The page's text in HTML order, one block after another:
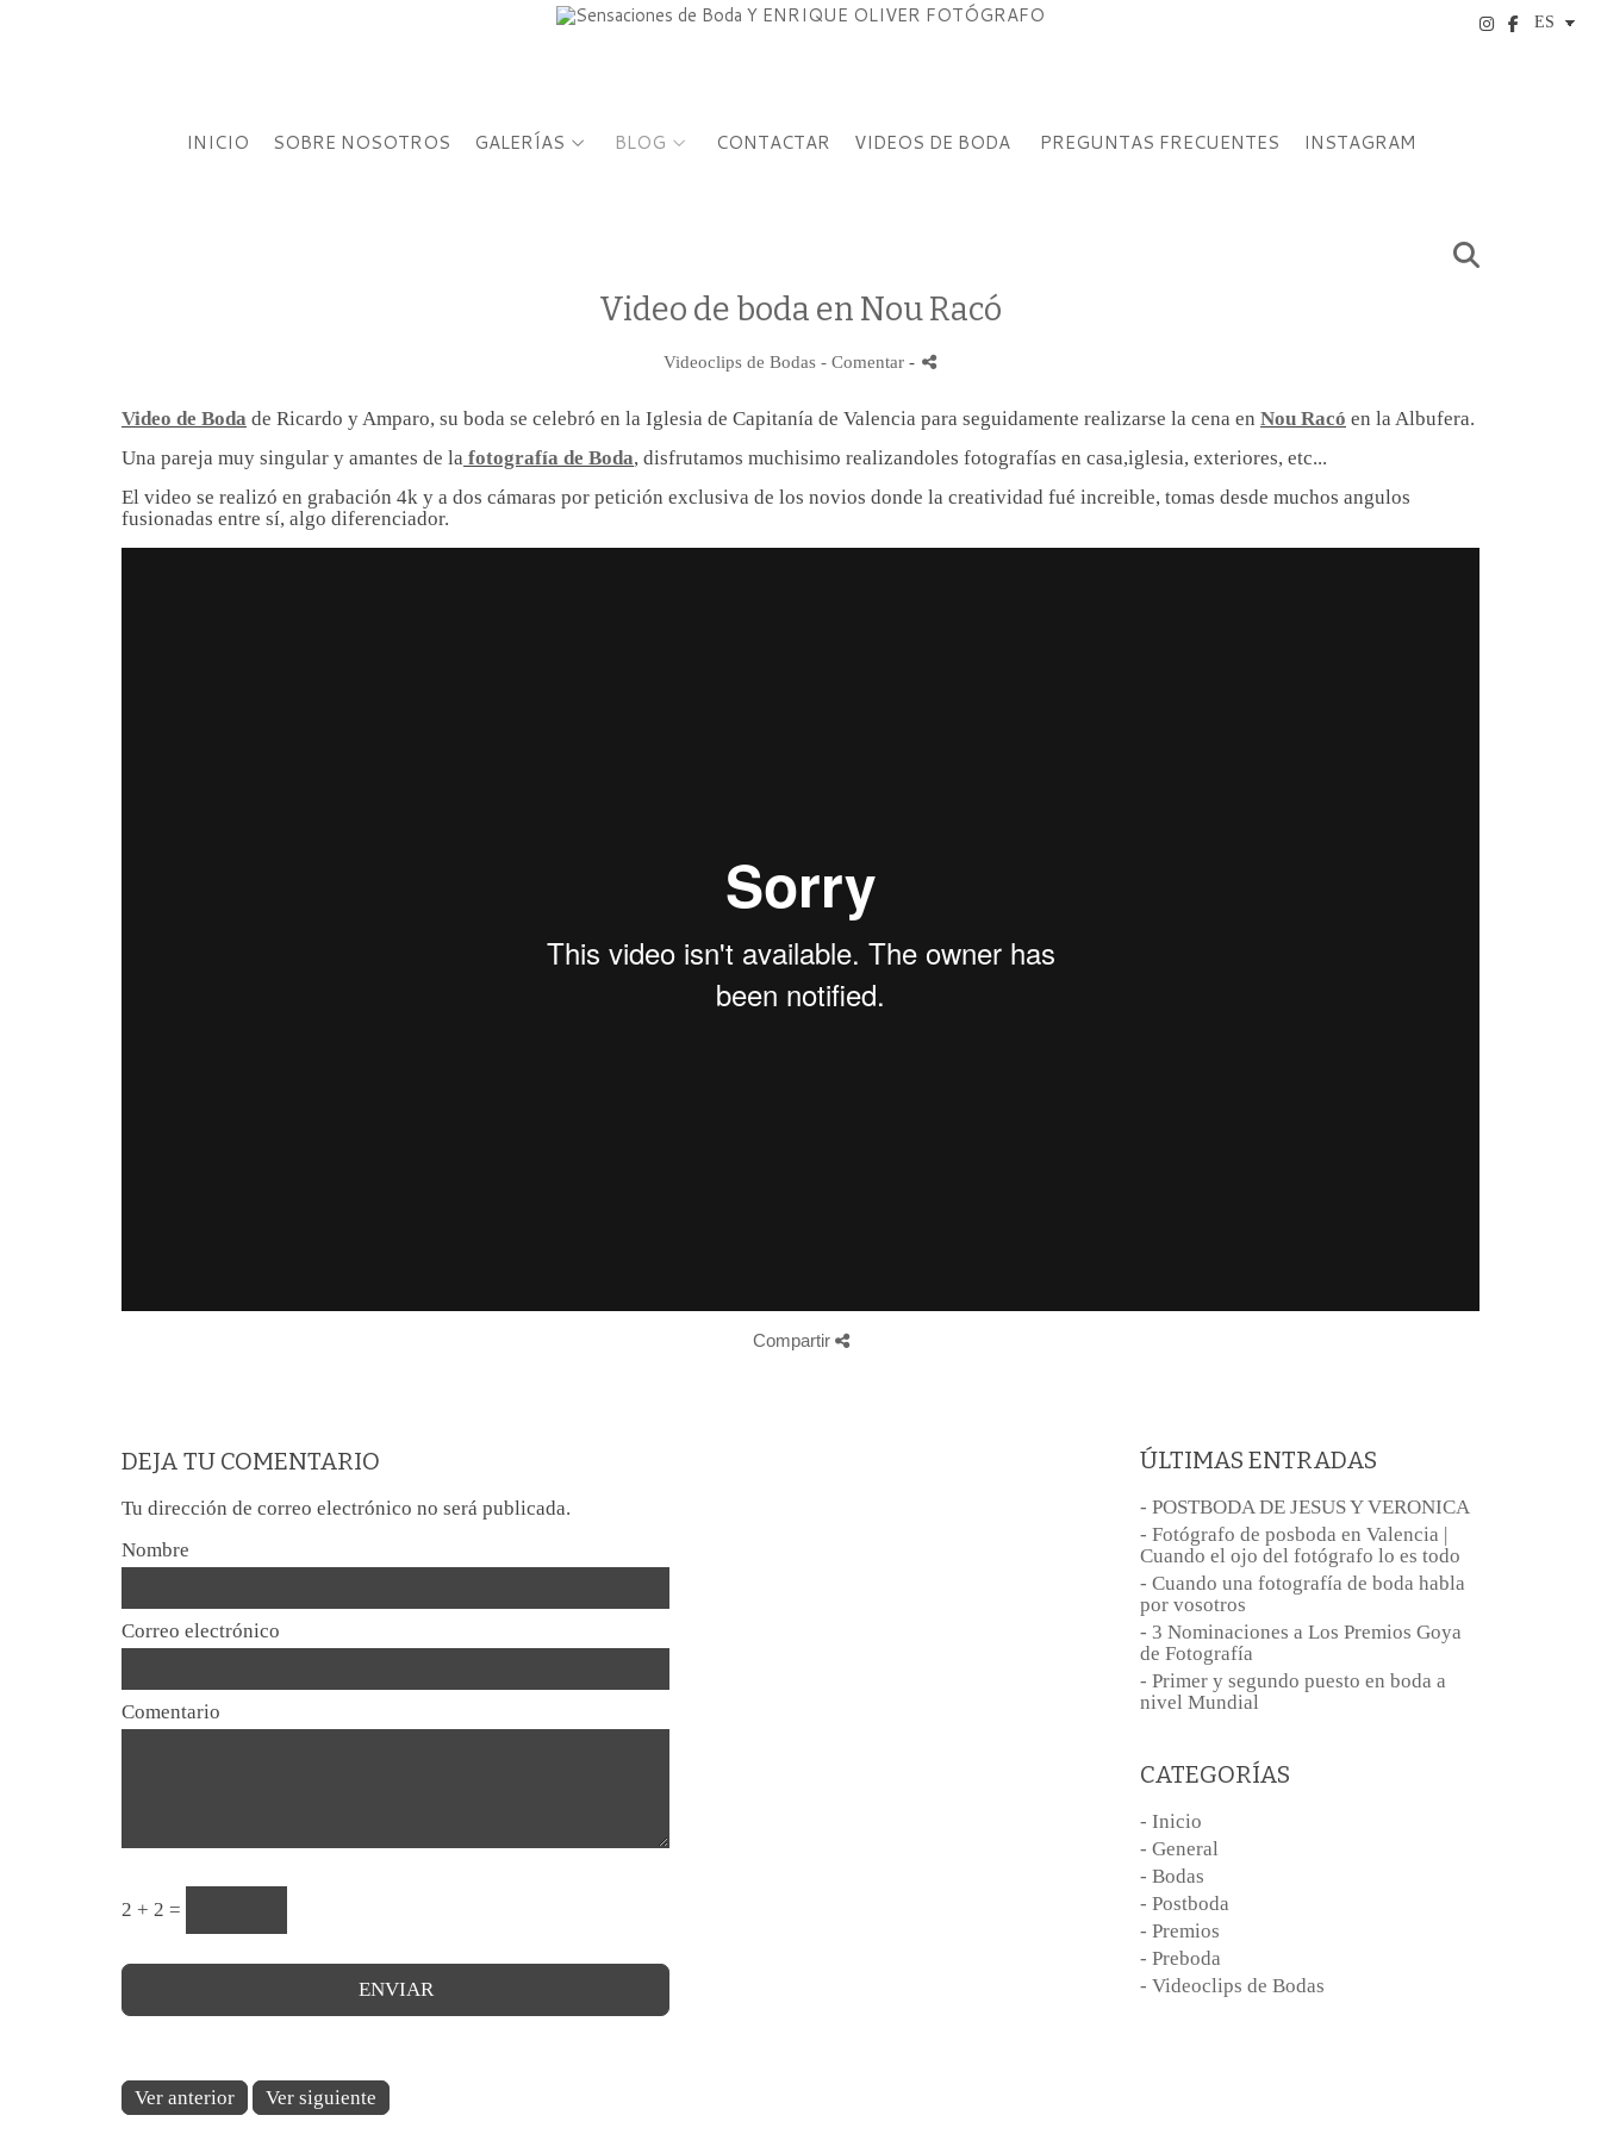
INICIO SOBRE NOSOTROS GALERÍAS BLOG CONTACTAR VIDEOS DE BODA PREGUNTAS FRECUENTES INSTAGRAM
Video de boda en Nou Racó
Videoclips de Bodas - Comentar -
Video de Boda de Ricardo y Amparo, su boda se celebró en la Iglesia de Capitanía de Valencia para seguidamente realizarse la cena en Nou Racó en la Albufera.
Una pareja muy singular y amantes de la fotografía de Boda, disfrutamos muchisimo realizandoles fotografías en casa,iglesia, exteriores, etc...
El video se realizó en grabación 4k y a dos cámaras por petición exclusiva de los novios donde la creatividad fué increible, tomas desde muchos angulos
fusionadas entre sí, algo diferenciador.
Compartir
DEJA TU COMENTARIO
Tu dirección de correo electrónico no será publicada.
Nombre
Correo electrónico
Comentario
2 + 2 =
ÚLTIMAS ENTRADAS
- POSTBODA DE JESUS Y VERONICA
- Fotógrafo de posboda en Valencia |
Cuando el ojo del fotógrafo lo es todo
- Cuando una fotografía de boda habla
por vosotros
- 3 Nominaciones a Los Premios Goya
de Fotografía
- Primer y segundo puesto en boda a
nivel Mundial
CATEGORÍAS
- Inicio
- General
- Bodas
- Postboda
- Premios
- Preboda
- Videoclips de Bodas
Ver anterior Ver siguiente